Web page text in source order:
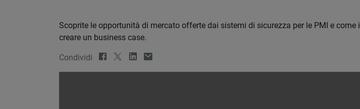
Scoprite le opportunità di mercato offerte dai sistemi di sicurezza per le PMI e
creare un business case.
Condividi